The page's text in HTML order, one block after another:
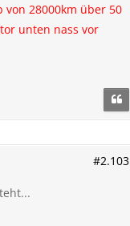
28000km über 50
unten nass vor
#2.103